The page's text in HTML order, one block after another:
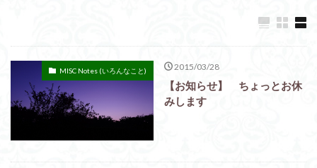
MISC Notes (いろんなこと) 2015/03/28
【お知らせ】 ちょっとお休
みします